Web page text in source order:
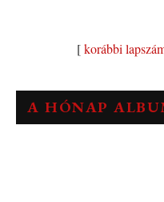
[korábbi
A HÓNAP